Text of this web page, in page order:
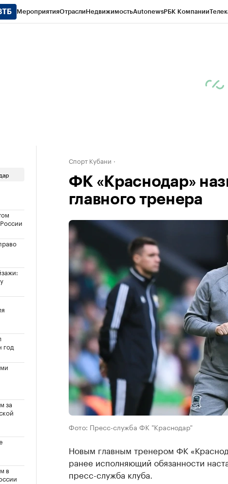
МероприятияОтраслиНедвижимостьAutonewsРБК Компании
год
за
в
Спорт Кубани
ФК «Краснодар»
главного тренера
Фото: Пресс-служба ФК "Краснодар"
Новым главным тренером ФК
ранее исполняющий обязанности
пресс-служба клуба.